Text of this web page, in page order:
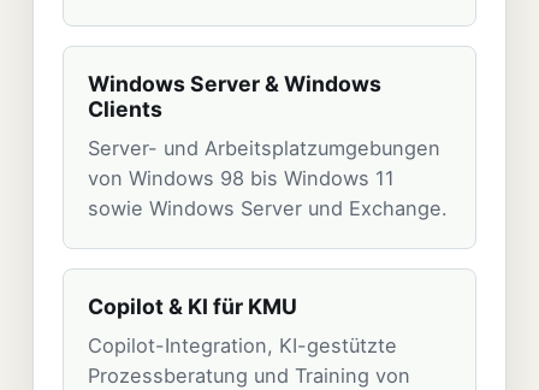
Windows Server & Windows
Clients
Server- und Arbeitsplatzumgebungen
von Windows 98 bis Windows 11
sowie Windows Server und Exchange.
Copilot & KI für KMU
Copilot-Integration, KI-gestützte
Prozessberatung und Training von